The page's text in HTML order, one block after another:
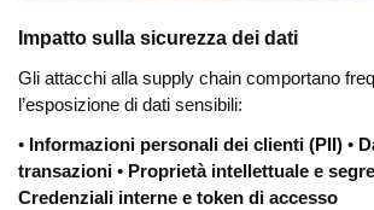
Impatto sulla sicurezza dei dati
Gli attacchi alla supply chain comportano
l’esposizione di dati sensibili:
• Informazioni personali dei clienti (PII) •
transazioni • Proprietà intellettuale e
Credenziali interne e token di accesso